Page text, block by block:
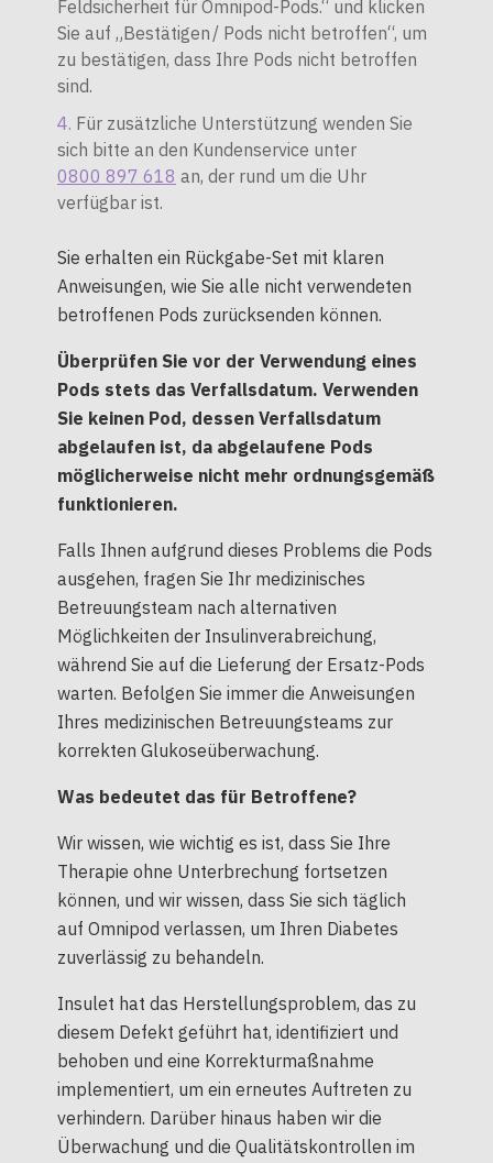
Feldsicherheit für Omnipod-Pods.“ und klicken
Sie auf „Bestätigen / Pods nicht betroffen“, um
zu bestätigen, dass Ihre Pods nicht betroffen
sind.
Für zusätzliche Unterstützung wenden Sie
sich bitte an den Kundenservice unter
0800 897 618 an, der rund um die Uhr
verfügbar ist.
Sie erhalten ein Rückgabe-Set mit klaren
Anweisungen, wie Sie alle nicht verwendeten
betroffenen Pods zurücksenden können.
Überprüfen Sie vor der Verwendung eines
Pods stets das Verfallsdatum. Verwenden
Sie keinen Pod, dessen Verfallsdatum
abgelaufen ist, da abgelaufene Pods
möglicherweise nicht mehr ordnungsgemäß
funktionieren.
Falls Ihnen aufgrund dieses Problems die Pods
ausgehen, fragen Sie Ihr medizinisches
Betreuungsteam nach alternativen
Möglichkeiten der Insulinverabreichung,
während Sie auf die Lieferung der Ersatz-Pods
warten. Befolgen Sie immer die Anweisungen
Ihres medizinischen Betreuungsteams zur
korrekten Glukoseüberwachung.
Was bedeutet das für Betroffene?
Wir wissen, wie wichtig es ist, dass Sie Ihre
Therapie ohne Unterbrechung fortsetzen
können, und wir wissen, dass Sie sich täglich
auf Omnipod verlassen, um Ihren Diabetes
zuverlässig zu behandeln.
Insulet hat das Herstellungsproblem, das zu
diesem Defekt geführt hat, identifiziert und
behoben und eine Korrekturmaßnahme
implementiert, um ein erneutes Auftreten zu
verhindern. Darüber hinaus haben wir die
Überwachung und die Qualitätskontrollen im